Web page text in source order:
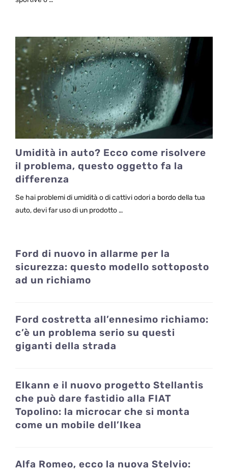
Umidità in auto? Ecco come risolvere
il problema, questo oggetto fa la
differenza
Se hai problemi di umidità o di cattivi odori a bordo della tua
auto, devi far uso di un prodotto …
Ford di nuovo in allarme per la
sicurezza: questo modello sottoposto
ad un richiamo
Ford costretta all’ennesimo richiamo:
c’è un problema serio su questi
giganti della strada
Elkann e il nuovo progetto Stellantis
che può dare fastidio alla FIAT
Topolino: la microcar che si monta
come un mobile dell’Ikea
Alfa Romeo, ecco la nuova Stelvio: